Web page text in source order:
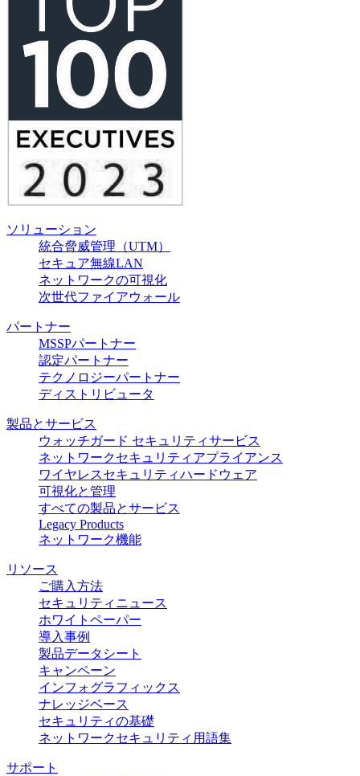
ソリューション
統合脅威管理（UTM）
セキュア無線LAN
ネットワークの可視化
次世代ファイアウォール
パートナー
MSSPパートナー
認定パートナー
テクノロジーパートナー
ディストリビュータ
製品とサービス
ウォッチガード セキュリティサービス
ネットワークセキュリティアプライアンス
ワイヤレスセキュリティハードウェア
可視化と管理
すべての製品とサービス
Legacy Products
ネットワーク機能
リソース
ご購入方法
セキュリティニュース
ホワイトペーパー
導入事例
製品データシート
キャンペーン
インフォグラフィックス
ナレッジベース
セキュリティの基礎
ネットワークセキュリティ用語集
サポート